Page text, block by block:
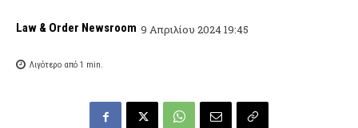
Law & Order Newsroom 9 Απριλίου 2024 19:45
Λιγότερο από 1 min.